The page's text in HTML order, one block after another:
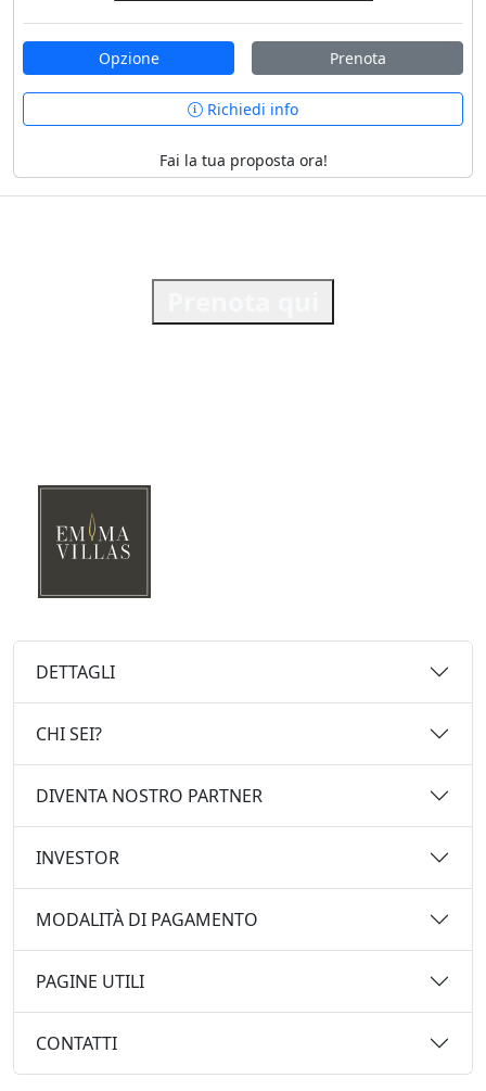
Opzione Prenota
Richiedi info
Fai la tua proposta ora!
DETTAGLI
CHI SEI?
DIVENTA NOSTRO PARTNER
INVESTOR
MODALITÀ DI PAGAMENTO
PAGINE UTILI
CONTATTI